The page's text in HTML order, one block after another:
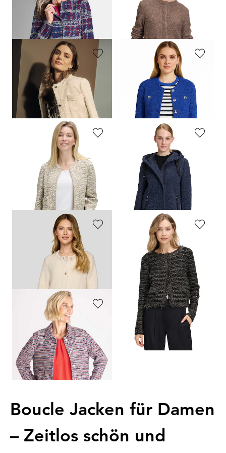
149,95 €
109,99 €
30-Tage-Bestpreis**: 71,49 €
BETTY BARCLAY
Edle Bouclé-Jacke mit Fransenkante
49,50 €
109,99 €
30-Tage-Bestpreis**: 77,00 € (-35%)
BETTY BARCLAY
139,99 €
30-Tage-Bestpreis**: 84,00 € (-16%)
BETTY BARCLAY
Bouclé-Cardigan mit Reißverschluss
159,95 €
30-Tage-Bestpreis**: 79,98 € (-10%)
Bouclé-Jacke im sportiven Look
148,50 €329,99 €
30-Tage-Bestpreis**: 214,48 €
Strickjacke in Bouclé-Optik
129,99 €
30-Tage-Bestpreis**: 84,49 € (-38%)
BETTY BARCLAY
Verkürzter Cardigan mit Pailletten
139,99 €
30-Tage-Bestpreis**: 83,99 € (-25%)
FRANK WALDER
Bouclé-Blazer mit Glanzgarn
76,49 €169,99 €
30-Tage-Bestpreis**: 119,00 €
(-35%)
Boucle Jacken für Damen
– Zeitlos schön und